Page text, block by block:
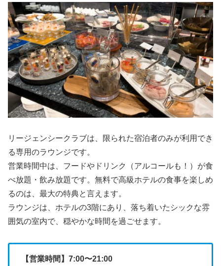
リージェンシークラブは、限られた宿泊者のみが利用でき
る専用のラウンジです。
営業時間中は、フードやドリンク（アルコールも！）が食
べ放題・飲み放題です。無料で高級ホテルの食事を楽しめ
るのは、最大の特典と言えます。
ラウンジは、ホテルの3階にあり、落ち着いたシックな雰
囲気の室内で、穏やかな時間を過ごせます。
【営業時間】7:00〜21:00